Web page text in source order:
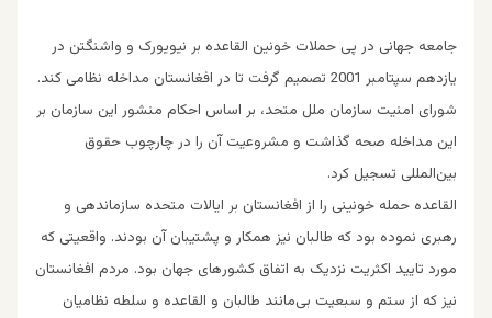
جامعه جهانی در پی حملات خونین القاعده بر نیویورک و واشنگتن در
یازدهم سپتامبر 2001 تصمیم گرفت تا در افغانستان مداخله نظامی کند.
شورای امنیت سازمان ملل متحد، بر اساس احکام منشور این سازمان بر
این مداخله صحه گذاشت و مشروعیت آن را در چارچوب حقوق
بین‌المللی تسجیل کرد.
القاعده حمله خونینی را از افغانستان بر ایالات متحده سازماندهی و
رهبری نموده بود که طالبان نیز همکار و پشتیبان آن بودند. واقعیتی که
مورد تایید اکثریت نزدیک به اتفاق کشور‌های جهان بود. مردم افغانستان
نیز که از ستم و سبعیت بی‌مانند طالبان و القاعده و سلطه نظامیان